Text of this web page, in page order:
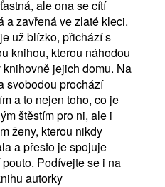
ale ona se cítí
a zavřená ve zlaté kleci.
už blízko, přichází s
knihou, kterou náhodou
knihovně jejich domu. Na
svobodou prochází
a to nejen toho, co je
štěstím pro ni, ale i
ženy, kterou nikdy
a přesto je spojuje
Podívejte se i na
autorky